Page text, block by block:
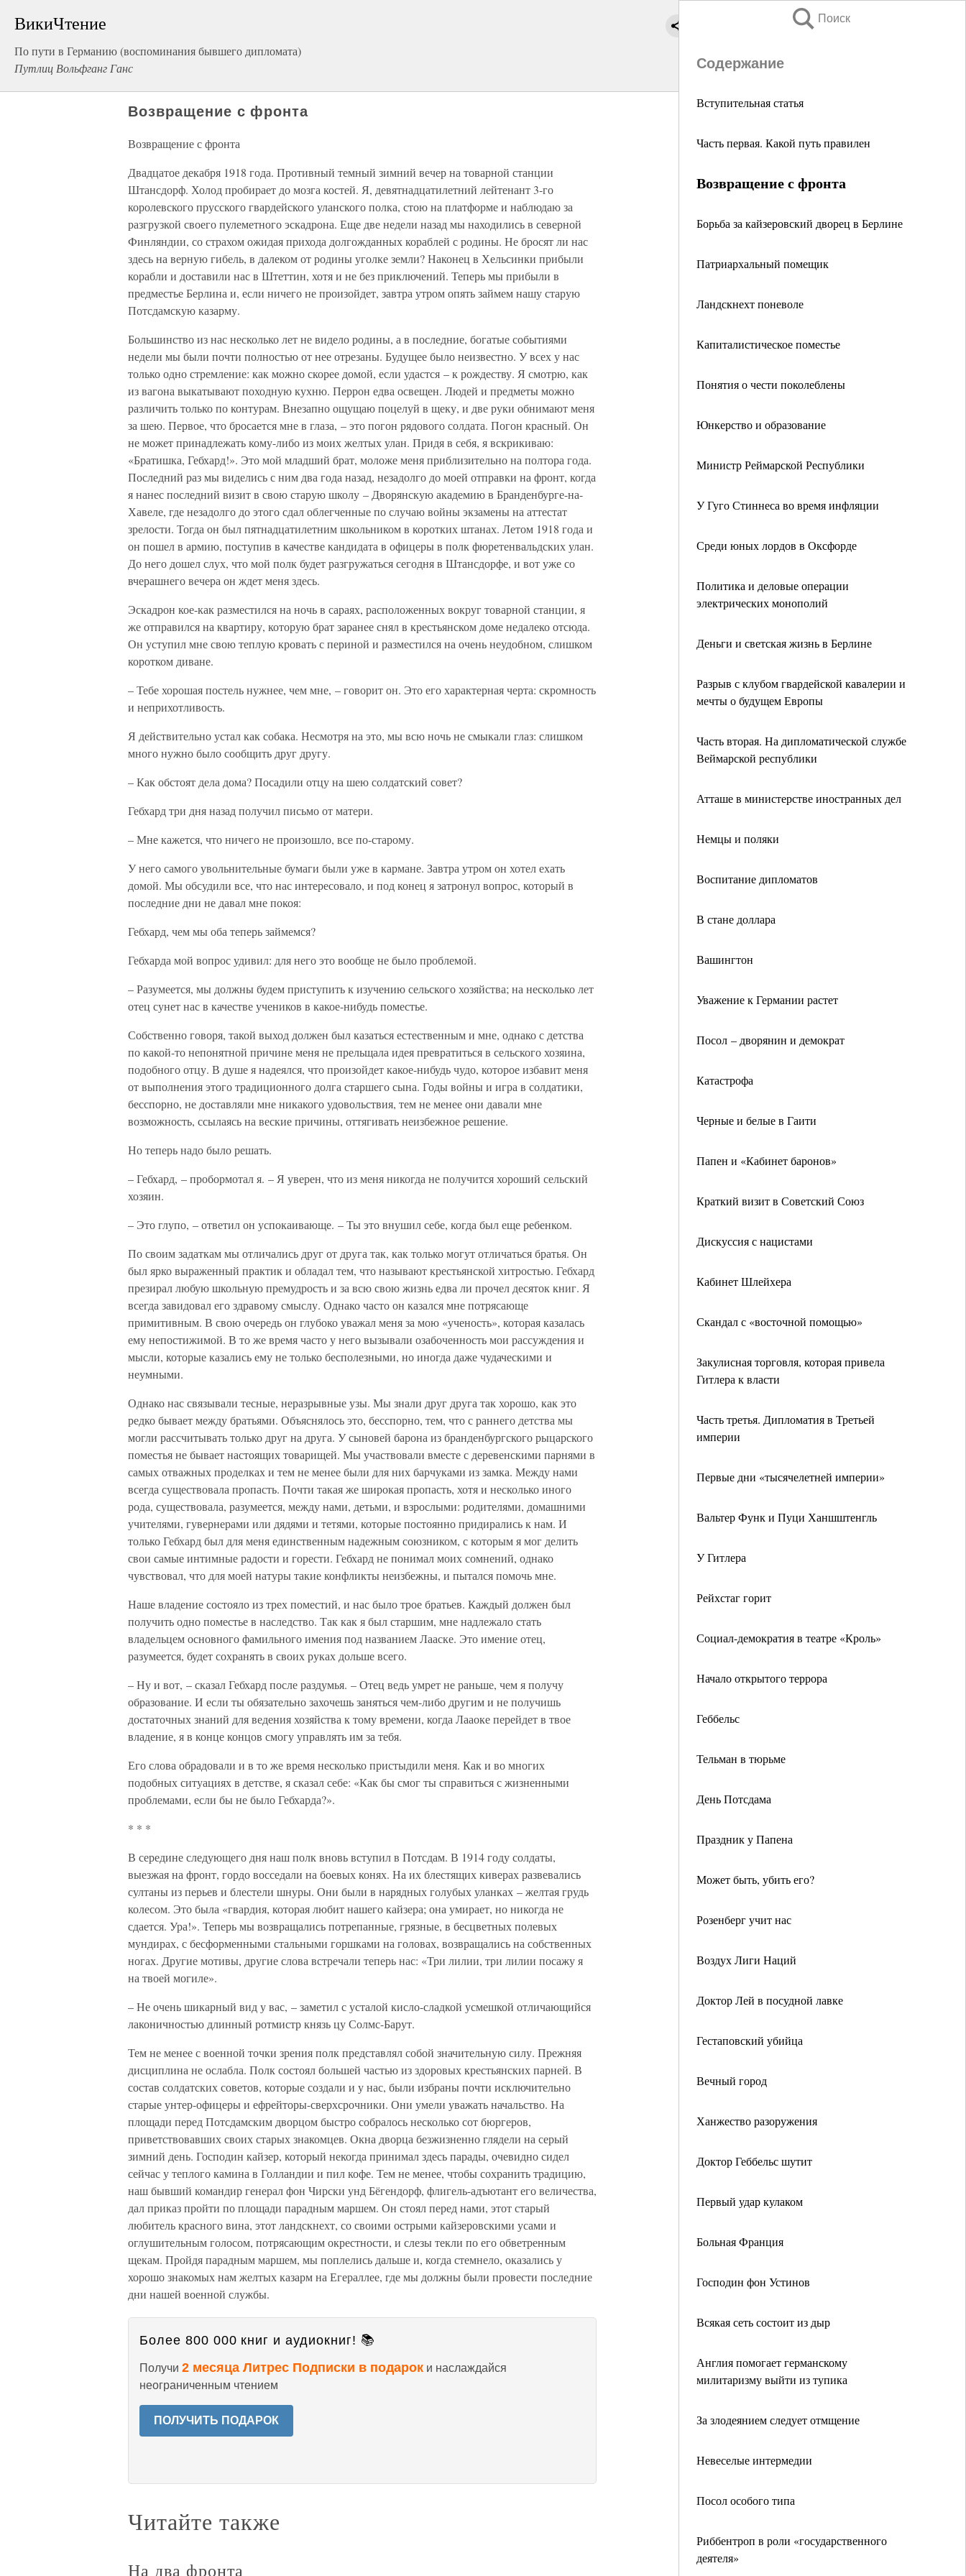
ВикиЧтение
По пути в Германию (воспоминания бывшего дипломата)
Путлиц Вольфганг Ганс
Поиск
Содержание
Вступительная статья
Часть первая. Какой путь правилен
Возвращение с фронта
Борьба за кайзеровский дворец в Берлине
Патриархальный помещик
Ландскнехт поневоле
Капиталистическое поместье
Понятия о чести поколеблены
Юнкерство и образование
Министр Реймарской Республики
У Гуго Стиннеса во время инфляции
Среди юных лордов в Оксфорде
Политика и деловые операции
электрических монополий
Деньги и светская жизнь в Берлине
Разрыв с клубом гвардейской кавалерии и
мечты о будущем Европы
Часть вторая. На дипломатической службе
Веймарской республики
Атташе в министерстве иностранных дел
Немцы и поляки
Воспитание дипломатов
В стане доллара
Вашингтон
Уважение к Германии растет
Посол – дворянин и демократ
Катастрофа
Черные и белые в Гаити
Папен и «Кабинет баронов»
Краткий визит в Советский Союз
Дискуссия с нацистами
Кабинет Шлейхера
Скандал с «восточной помощью»
Закулисная торговля, которая привела
Гитлера к власти
Часть третья. Дипломатия в Третьей
империи
Первые дни «тысячелетней империи»
Вальтер Функ и Пуци Ханшштенгль
У Гитлера
Рейхстаг горит
Социал-демократия в театре «Кроль»
Начало открытого террора
Геббельс
Тельман в тюрьме
День Потсдама
Праздник у Папена
Может быть, убить его?
Розенберг учит нас
Воздух Лиги Наций
Доктор Лей в посудной лавке
Гестаповский убийца
Вечный город
Ханжество разоружения
Доктор Геббельс шутит
Первый удар кулаком
Больная Франция
Господин фон Устинов
Всякая сеть состоит из дыр
Англия помогает германскому
милитаризму выйти из тупика
За злодеянием следует отмщение
Невеселые интермедии
Посол особого типа
Риббентроп в роли «государственного
деятеля»
Возвращение с фронта
Возвращение с фронта
Двадцатое декабря 1918 года. Противный темный зимний вечер на товарной станции
Штансдорф. Холод пробирает до мозга костей. Я, девятнадцатилетний лейтенант 3-го
королевского прусского гвардейского уланского полка, стою на платформе и наблюдаю за
разгрузкой своего пулеметного эскадрона. Еще две недели назад мы находились в северной
Финляндии, со страхом ожидая прихода долгожданных кораблей с родины. Не бросят ли нас
здесь на верную гибель, в далеком от родины уголке земли? Наконец в Хельсинки прибыли
корабли и доставили нас в Штеттин, хотя и не без приключений. Теперь мы прибыли в
предместье Берлина и, если ничего не произойдет, завтра утром опять займем нашу старую
Потсдамскую казарму.
Большинство из нас несколько лет не видело родины, а в последние, богатые событиями
недели мы были почти полностью от нее отрезаны. Будущее было неизвестно. У всех у нас
только одно стремление: как можно скорее домой, если удастся – к рождеству. Я смотрю, как
из вагона выкатывают походную кухню. Перрон едва освещен. Людей и предметы можно
различить только по контурам. Внезапно ощущаю поцелуй в щеку, и две руки обнимают меня
за шею. Первое, что бросается мне в глаза, – это погон рядового солдата. Погон красный. Он
не может принадлежать кому-либо из моих желтых улан. Придя в себя, я вскрикиваю:
«Братишка, Гебхард!». Это мой младший брат, моложе меня приблизительно на полтора года.
Последний раз мы виделись с ним два года назад, незадолго до моей отправки на фронт, когда
я нанес последний визит в свою старую школу – Дворянскую академию в Бранденбурге-на-
Хавеле, где незадолго до этого сдал облегченные по случаю войны экзамены на аттестат
зрелости. Тогда он был пятнадцатилетним школьником в коротких штанах. Летом 1918 года и
он пошел в армию, поступив в качестве кандидата в офицеры в полк фюретенвальдских улан.
До него дошел слух, что мой полк будет разгружаться сегодня в Штансдорфе, и вот уже со
вчерашнего вечера он ждет меня здесь.
Эскадрон кое-как разместился на ночь в сараях, расположенных вокруг товарной станции, я
же отправился на квартиру, которую брат заранее снял в крестьянском доме недалеко отсюда.
Он уступил мне свою теплую кровать с периной и разместился на очень неудобном, слишком
коротком диване.
– Тебе хорошая постель нужнее, чем мне, – говорит он. Это его характерная черта: скромность
и неприхотливость.
Я действительно устал как собака. Несмотря на это, мы всю ночь не смыкали глаз: слишком
много нужно было сообщить друг другу.
– Как обстоят дела дома? Посадили отцу на шею солдатский совет?
Гебхард три дня назад получил письмо от матери.
– Мне кажется, что ничего не произошло, все по-старому.
У него самого увольнительные бумаги были уже в кармане. Завтра утром он хотел ехать
домой. Мы обсудили все, что нас интересовало, и под конец я затронул вопрос, который в
последние дни не давал мне покоя:
Гебхард, чем мы оба теперь займемся?
Гебхарда мой вопрос удивил: для него это вообще не было проблемой.
– Разумеется, мы должны будем приступить к изучению сельского хозяйства; на несколько лет
отец сунет нас в качестве учеников в какое-нибудь поместье.
Собственно говоря, такой выход должен был казаться естественным и мне, однако с детства
по какой-то непонятной причине меня не прельщала идея превратиться в сельского хозяина,
подобного отцу. В душе я надеялся, что произойдет какое-нибудь чудо, которое избавит меня
от выполнения этого традиционного долга старшего сына. Годы войны и игра в солдатики,
бесспорно, не доставляли мне никакого удовольствия, тем не менее они давали мне
возможность, ссылаясь на веские причины, оттягивать неизбежное решение.
Но теперь надо было решать.
– Гебхард, – пробормотал я. – Я уверен, что из меня никогда не получится хороший сельский
хозяин.
– Это глупо, – ответил он успокаивающе. – Ты это внушил себе, когда был еще ребенком.
По своим задаткам мы отличались друг от друга так, как только могут отличаться братья. Он
был ярко выраженный практик и обладал тем, что называют крестьянской хитростью. Гебхард
презирал любую школьную премудрость и за всю свою жизнь едва ли прочел десяток книг. Я
всегда завидовал его здравому смыслу. Однако часто он казался мне потрясающе
примитивным. В свою очередь он глубоко уважал меня за мою «ученость», которая казалась
ему непостижимой. В то же время часто у него вызывали озабоченность мои рассуждения и
мысли, которые казались ему не только бесполезными, но иногда даже чудаческими и
неумными.
Однако нас связывали тесные, неразрывные узы. Мы знали друг друга так хорошо, как это
редко бывает между братьями. Объяснялось это, бесспорно, тем, что с раннего детства мы
могли рассчитывать только друг на друга. У сыновей барона из бранденбургского рыцарского
поместья не бывает настоящих товарищей. Мы участвовали вместе с деревенскими парнями в
самых отважных проделках и тем не менее были для них барчуками из замка. Между нами
всегда существовала пропасть. Почти такая же широкая пропасть, хотя и несколько иного
рода, существовала, разумеется, между нами, детьми, и взрослыми: родителями, домашними
учителями, гувернерами или дядями и тетями, которые постоянно придирались к нам. И
только Гебхард был для меня единственным надежным союзником, с которым я мог делить
свои самые интимные радости и горести. Гебхард не понимал моих сомнений, однако
чувствовал, что для моей натуры такие конфликты неизбежны, и пытался помочь мне.
Наше владение состояло из трех поместий, и нас было трое братьев. Каждый должен был
получить одно поместье в наследство. Так как я был старшим, мне надлежало стать
владельцем основного фамильного имения под названием Лааске. Это имение отец,
разумеется, будет сохранять в своих руках дольше всего.
– Ну и вот, – сказал Гебхард после раздумья. – Отец ведь умрет не раньше, чем я получу
образование. И если ты обязательно захочешь заняться чем-либо другим и не получишь
достаточных знаний для ведения хозяйства к тому времени, когда Лааоке перейдет в твое
владение, я в конце концов смогу управлять им за тебя.
Его слова обрадовали и в то же время несколько пристыдили меня. Как и во многих
подобных ситуациях в детстве, я сказал себе: «Как бы смог ты справиться с жизненными
проблемами, если бы не было Гебхарда?».
* * *
В середине следующего дня наш полк вновь вступил в Потсдам. В 1914 году солдаты,
выезжая на фронт, гордо восседали на боевых конях. На их блестящих киверах развевались
султаны из перьев и блестели шнуры. Они были в нарядных голубых уланках – желтая грудь
колесом. Это была «гвардия, которая любит нашего кайзера; она умирает, но никогда не
сдается. Ура!». Теперь мы возвращались потрепанные, грязные, в бесцветных полевых
мундирах, с бесформенными стальными горшками на головах, возвращались на собственных
ногах. Другие мотивы, другие слова встречали теперь нас: «Три лилии, три лилии посажу я
на твоей могиле».
– Не очень шикарный вид у вас, – заметил с усталой кисло-сладкой усмешкой отличающийся
лаконичностью длинный ротмистр князь цу Солмс-Барут.
Тем не менее с военной точки зрения полк представлял собой значительную силу. Прежняя
дисциплина не ослабла. Полк состоял большей частью из здоровых крестьянских парней. В
состав солдатских советов, которые создали и у нас, были избраны почти исключительно
старые унтер-офицеры и ефрейторы-сверхсрочники. Они умели уважать начальство. На
площади перед Потсдамским дворцом быстро собралось несколько сот бюргеров,
приветствовавших своих старых знакомцев. Окна дворца безжизненно глядели на серый
зимний день. Господин кайзер, который некогда принимал здесь парады, очевидно сидел
сейчас у теплого камина в Голландии и пил кофе. Тем не менее, чтобы сохранить традицию,
наш бывший командир генерал фон Чирски унд Бёгендорф, флигель-адъютант его величества,
дал приказ пройти по площади парадным маршем. Он стоял перед нами, этот старый
любитель красного вина, этот ландскнехт, со своими острыми кайзеровскими усами и
оглушительным голосом, потрясающим окрестности, и слезы текли по его обветренным
щекам. Пройдя парадным маршем, мы поплелись дальше и, когда стемнело, оказались у
хорошо знакомых нам желтых казарм на Егераллее, где мы должны были провести последние
дни нашей военной службы.
Более 800 000 книг и аудиокниг! 📚
Получи 2 месяца Литрес Подписки в подарок и наслаждайся
неограниченным чтением
ПОЛУЧИТЬ ПОДАРОК
Читайте также
На два фронта